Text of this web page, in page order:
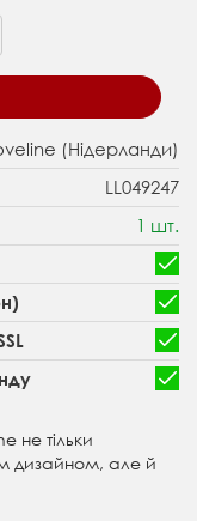
(Нідерланди)
LL049247
1 шт.
не тільки
дизайном, але й